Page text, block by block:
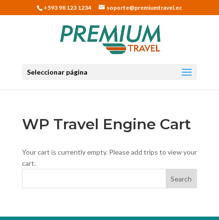
+593 98 123 1234 soporte@premiumtravel.ec
Seleccionar página
WP Travel Engine Cart
Your cart is currently empty. Please add trips to view your
cart.
Search